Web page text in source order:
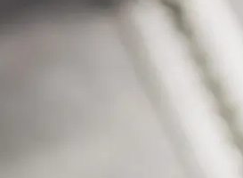
Anreise mit dem
Sofern der ÖPNV nicht
zumutbar ist und ein
Spezialverkehr nicht
kommt, besteht ein